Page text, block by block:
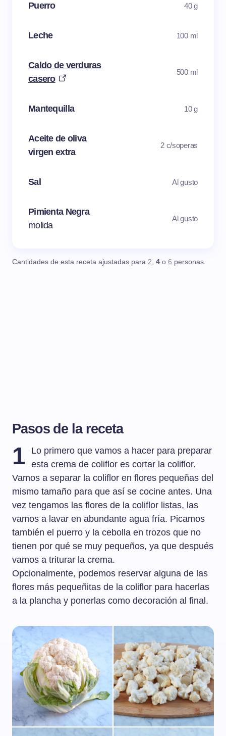
Puerro 40 g
Leche 100 ml
Caldo de verduras
casero
500 ml
Mantequilla 10 g
Aceite de oliva
virgen extra
2 c/soperas
Sal Al gusto
Pimienta Negra
molida
Al gusto
Cantidades de esta receta ajustadas para 2, 4 o 6 personas.
Pasos de la receta
1
Lo primero que vamos a hacer para preparar
esta crema de coliflor es cortar la coliflor.
Vamos a separar la coliflor en flores pequeñas del
mismo tamaño para que así se cocine antes. Una
vez tengamos las flores de la coliflor listas, las
vamos a lavar en abundante agua fría. Picamos
también el puerro y la cebolla en trozos que no
tienen por qué se muy pequeños, ya que después
vamos a triturar la crema.
Opcionalmente, podemos reservar alguna de las
flores más pequeñitas de la coliflor para hacerlas
a la plancha y ponerlas como decoración al final.